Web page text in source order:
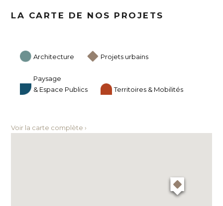
LA CARTE DE NOS PROJETS
Architecture Projets urbains
Paysage
& Espace Publics
Territoires & Mobilités
Voir la carte complète ›